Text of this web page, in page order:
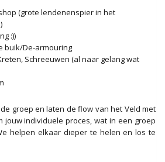
(grote lendenenspier in het
:))
buik/De-armouring
Schreeuwen (al naar gelang wat
groep en laten de flow van het Veld met
jouw individuele proces, wat in een groep
helpen elkaar dieper te helen en los te